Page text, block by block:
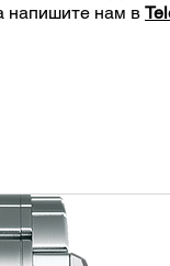
напишите нам в